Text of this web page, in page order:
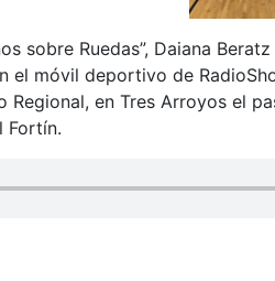
sobre Ruedas”, Daiana
el móvil deportivo de
Regional, en Tres Arroyos el
Fortín.